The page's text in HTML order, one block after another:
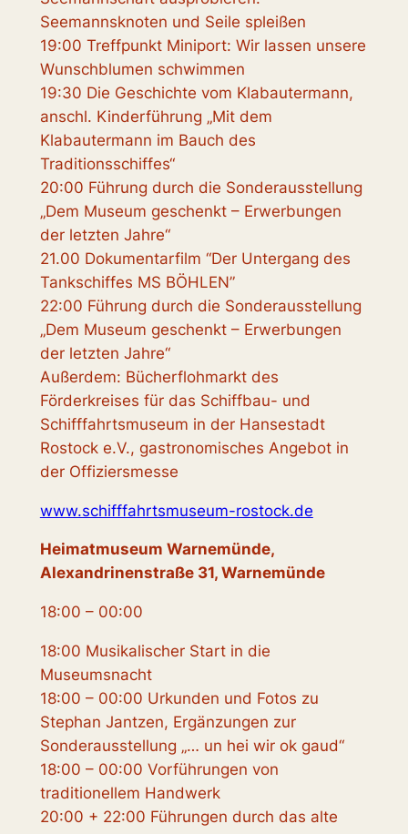
Seemannsknoten und Seile spleißen
19:00 Treffpunkt Miniport: Wir lassen unsere
Wunschblumen schwimmen
19:30 Die Geschichte vom Klabautermann,
anschl. Kinderführung „Mit dem
Klabautermann im Bauch des
Traditionsschiffes“
20:00 Führung durch die Sonderausstellung
„Dem Museum geschenkt – Erwerbungen
der letzten Jahre“
21.00 Dokumentarfilm “Der Untergang des
Tankschiffes MS BÖHLEN”
22:00 Führung durch die Sonderausstellung
„Dem Museum geschenkt – Erwerbungen
der letzten Jahre“
Außerdem: Bücherflohmarkt des
Förderkreises für das Schiffbau- und
Schifffahrtsmuseum in der Hansestadt
Rostock e.V., gastronomisches Angebot in
der Offiziersmesse
www.schifffahrtsmuseum-rostock.de
Heimatmuseum Warnemünde,
Alexandrinenstraße 31, Warnemünde
18:00 – 00:00
18:00 Musikalischer Start in die
Museumsnacht
18:00 – 00:00 Urkunden und Fotos zu
Stephan Jantzen, Ergänzungen zur
Sonderausstellung „… un hei wir ok gaud“
18:00 – 00:00 Vorführungen von
traditionellem Handwerk
20:00 + 22:00 Führungen durch das alte